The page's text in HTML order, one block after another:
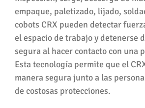
empaque, paletizado, lijado,
cobots CRX pueden detectar
el espacio de trabajo y detenerse
segura al hacer contacto con una
Esta tecnología permite que el
manera segura junto a las
de costosas protecciones.